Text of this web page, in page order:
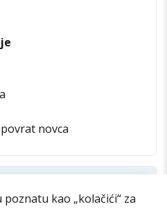
novca
kao „kolačići“ za